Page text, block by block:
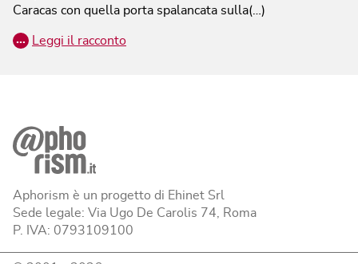
Caracas con quella porta spalancata sulla(…)
… Leggi il racconto
Aphorism è un progetto di Ehinet Srl
Sede legale: Via Ugo De Carolis 74, Roma
P. IVA: 0793109100